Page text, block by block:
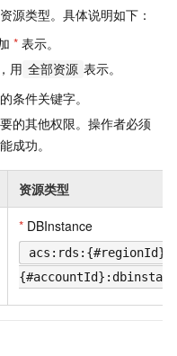
源类型。具体说明如下：
* 表示。
用 全部资源 表示。
条件关键字。
的其他权限。操作者必须
成功。
资源类型
* DBInstance
acs:rds:{#regionId}: